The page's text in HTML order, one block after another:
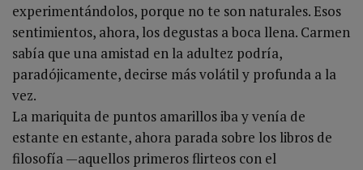
experimentándolos, porque no te son naturales. Esos
sentimientos, ahora, los degustas a boca llena. Carmen
sabía que una amistad en la adultez podría,
paradójicamente, decirse más volátil y profunda a la
vez.
La mariquita de puntos amarillos iba y venía de
estante en estante, ahora parada sobre los libros de
filosofía —aquellos primeros flirteos con el